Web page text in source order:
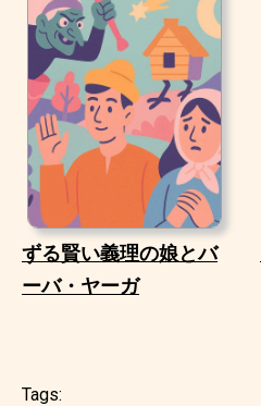
ずる賢い義理の娘とバ
ーバ・ヤーガ
Tags: